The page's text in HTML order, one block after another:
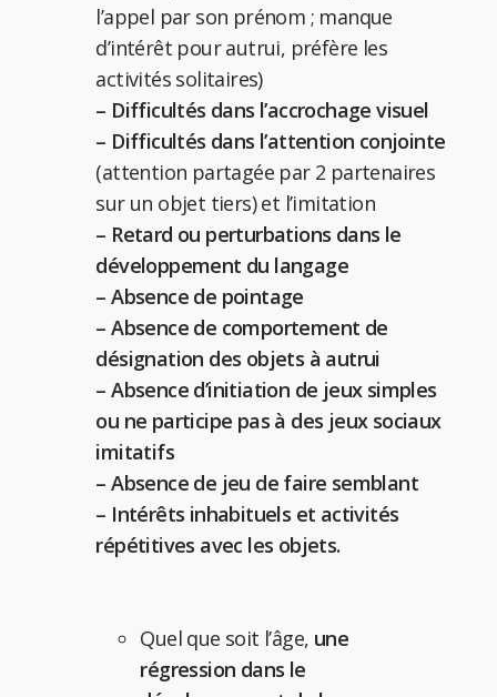
l’appel par son prénom ; manque
d’intérêt pour autrui, préfère les
activités solitaires)
– Difficultés dans l’accrochage visuel
– Difficultés dans l’attention conjointe
(attention partagée par 2 partenaires
sur un objet tiers) et l’imitation
– Retard ou perturbations dans le
développement du langage
– Absence de pointage
– Absence de comportement de
désignation des objets à autrui
– Absence d’initiation de jeux simples
ou ne participe pas à des jeux sociaux
imitatifs
– Absence de jeu de faire semblant
– Intérêts inhabituels et activités
répétitives avec les objets.
Quel que soit l’âge, une
régression dans le